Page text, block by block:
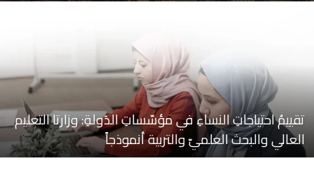
تقييمُ احتياجاتِ النساءِ في مؤسّساتِ الدَولةِ: وزارتا التعليم
العالي والبحث العلميّ والتربية أنموذجاً